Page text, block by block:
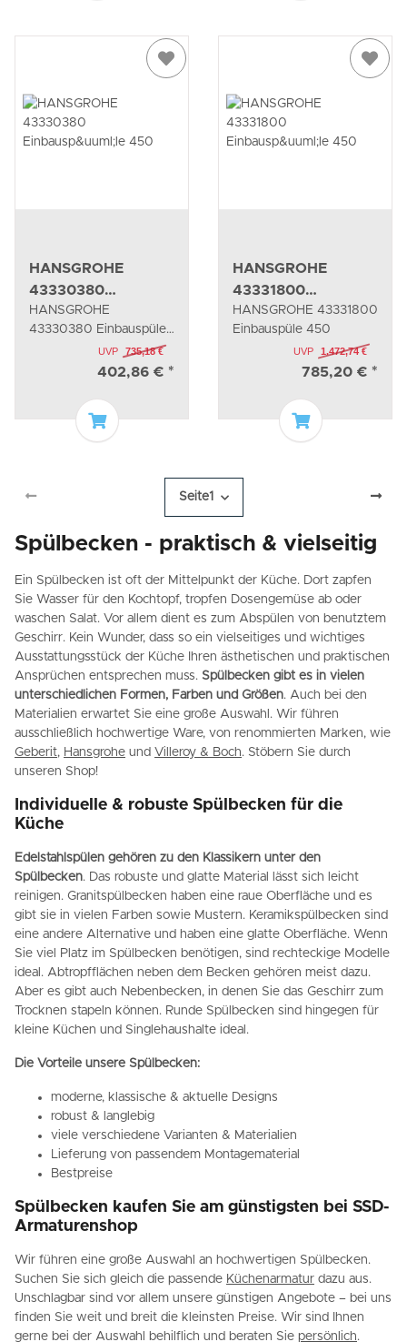
HANSGROHE
43330380
Einbauspüle 450
HANSGROHE
43330380 Einbauspüle
UVP 735,18 €
402,86 € *
In den Warenkorb
HANSGROHE
43331800
Einbauspüle 450
HANSGROHE 43331800
Einbauspüle 450
UVP 1.472,74 €
785,20 € *
In den
Seite1
Spülbecken - praktisch & vielseitig
Ein Spülbecken ist oft der Mittelpunkt der Küche. Dort zapfen
Sie Wasser für den Kochtopf, tropfen Dosengemüse ab oder
waschen Salat. Vor allem dient es zum Abspülen von benutztem
Geschirr. Kein Wunder, dass so ein vielseitiges und wichtiges
Ausstattungsstück der Küche Ihren ästhetischen und praktischen
Ansprüchen entsprechen muss. Spülbecken gibt es in vielen
unterschiedlichen Formen, Farben und Größen. Auch bei den
Materialien erwartet Sie eine große Auswahl. Wir führen
ausschließlich hochwertige Ware, von renommierten Marken, wie
Geberit, Hansgrohe und Villeroy & Boch. Stöbern Sie durch
unseren Shop!
Individuelle & robuste Spülbecken für die
Küche
Edelstahlspülen gehören zu den Klassikern unter den
Spülbecken. Das robuste und glatte Material lässt sich leicht
reinigen. Granitspülbecken haben eine raue Oberfläche und es
gibt sie in vielen Farben sowie Mustern. Keramikspülbecken sind
eine andere Alternative und haben eine glatte Oberfläche. Wenn
Sie viel Platz im Spülbecken benötigen, sind rechteckige Modelle
ideal. Abtropfflächen neben dem Becken gehören meist dazu.
Aber es gibt auch Nebenbecken, in denen Sie das Geschirr zum
Trocknen stapeln können. Runde Spülbecken sind hingegen für
kleine Küchen und Singlehaushalte ideal.
Die Vorteile unsere Spülbecken:
moderne, klassische & aktuelle Designs
robust & langlebig
viele verschiedene Varianten & Materialien
Lieferung von passendem Montagematerial
Bestpreise
Spülbecken kaufen Sie am günstigsten bei SSD-
Armaturenshop
Wir führen eine große Auswahl an hochwertigen Spülbecken.
Suchen Sie sich gleich die passende Küchenarmatur dazu aus.
Unschlagbar sind vor allem unsere günstigen Angebote – bei uns
finden Sie weit und breit die kleinsten Preise. Wir sind Ihnen
gerne bei der Auswahl behilflich und beraten Sie persönlich.